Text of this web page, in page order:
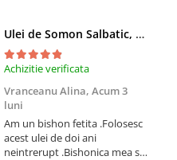
Ulei de Somon Salbatic, câini și pisici, piele si blană, BEST4PETS, 1l
Achizitie verificata
Vranceanu Alina, Acum 3
luni
Am un bishon fetita .Folosesc
acest ulei de doi ani
neintrerupt .Bishonica mea se